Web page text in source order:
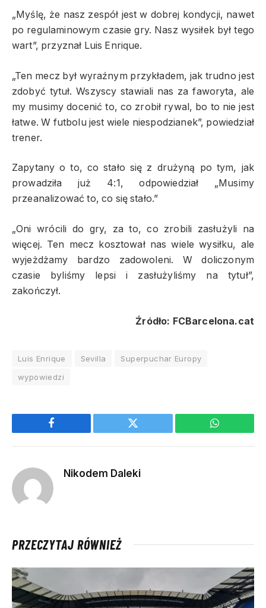
„Myślę, że nasz zespół jest w dobrej kondycji, nawet
po regulaminowym czasie gry. Nasz wysiłek był tego
wart”, przyznał Luis Enrique.
„Ten mecz był wyraźnym przykładem, jak trudno jest
zdobyć tytuł. Wszyscy stawiali nas za faworyta, ale
my musimy docenić to, co zrobił rywal, bo to nie jest
łatwe. W futbolu jest wiele niespodzianek”, powiedział
trener.
Zapytany o to, co stało się z drużyną po tym, jak
prowadziła już 4:1, odpowiedział „Musimy
przeanalizować to, co się stało.”
„Oni wrócili do gry, za to, co zrobili zasłużyli na
więcej. Ten mecz kosztował nas wiele wysiłku, ale
wyjeżdżamy bardzo zadowoleni. W doliczonym
czasie byliśmy lepsi i zasłużyliśmy na tytuł”,
zakończył.
Źródło: FCBarcelona.cat
Luis Enrique Sevilla
Superpuchar Europy
wypowiedzi
Facebook Twitter WhatsApp
Nikodem Daleki
PRZECZYTAJ RÓWNIEŻ